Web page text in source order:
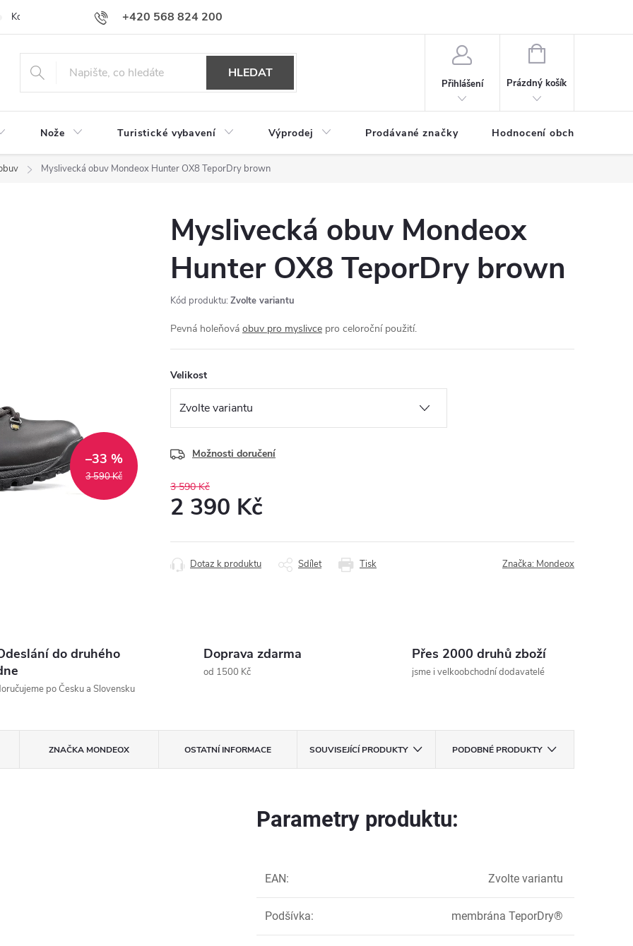
+420 568 824 200
Kontakty Doprava a platba Hodnocení obchodu
HLEDAT
Přihlášení
NÁKUPNÍ
Prázdný košík
Nože Turistické vybavení Výprodej Prodávané značky Hodnocení obchodu
Myslivecká obuv Mondeox Hunter OX8 TeporDry brown
3 590 Kč
–33 %
Myslivecká obuv Mondeox
Hunter OX8 TeporDry brown
Kód produktu: Zvolte variantu
Pevná holeňová obuv pro myslivce pro celoroční použití.
Velikost
Možnosti doručení
3 590 Kč
2 390 Kč
cena:
Tisk
Dotaz k produktu Sdílet Značka: Mondeox
do druhého
po Česku a Slovensku
Doprava zdarma
od 1500 Kč
Přes 2000 druhů zboží
jsme i velkoobchodní dodavatelé
ZNAČKAMONDEOX OSTATNÍ INFORMACE SOUVISEJÍCÍ PRODUKTY PODOBNÉ PRODUKTY
Parametry produktu:
EAN: Zvolte variantu
Podšívka: membrána TeporDry®